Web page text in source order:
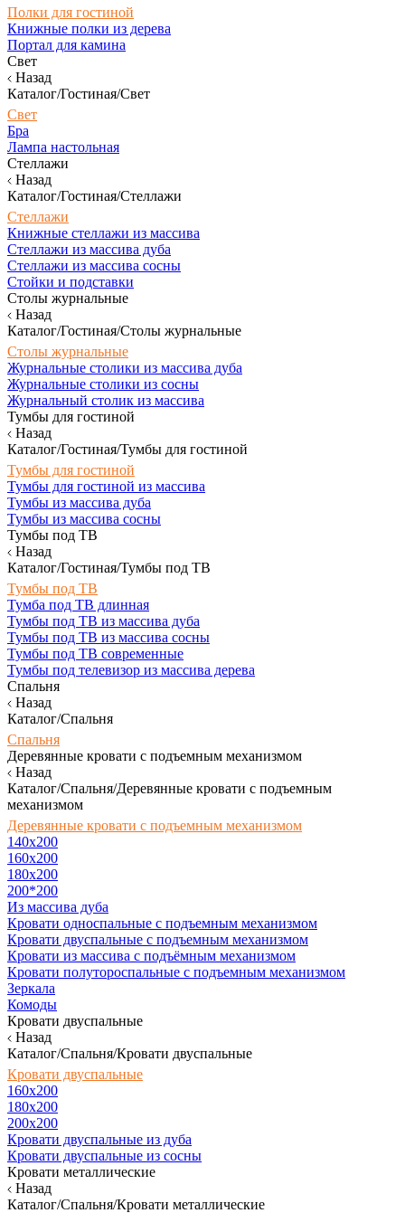
Полки для гостиной
Книжные полки из дерева
Портал для камина
Свет
Назад
Каталог/Гостиная/Свет
Свет
Бра
Лампа настольная
Стеллажи
Назад
Каталог/Гостиная/Стеллажи
Стеллажи
Книжные стеллажи из массива
Стеллажи из массива дуба
Стеллажи из массива сосны
Стойки и подставки
Столы журнальные
Назад
Каталог/Гостиная/Столы журнальные
Столы журнальные
Журнальные столики из массива дуба
Журнальные столики из сосны
Журнальный столик из массива
Тумбы для гостиной
Назад
Каталог/Гостиная/Тумбы для гостиной
Тумбы для гостиной
Тумбы для гостиной из массива
Тумбы из массива дуба
Тумбы из массива сосны
Тумбы под ТВ
Назад
Каталог/Гостиная/Тумбы под ТВ
Тумбы под ТВ
Тумба под ТВ длинная
Тумбы под ТВ из массива дуба
Тумбы под ТВ из массива сосны
Тумбы под ТВ современные
Тумбы под телевизор из массива дерева
Спальня
Назад
Каталог/Спальня
Спальня
Деревянные кровати с подъемным механизмом
Назад
Каталог/Спальня/Деревянные кровати с подъемным
механизмом
Деревянные кровати с подъемным механизмом
140x200
160х200
180х200
200*200
Из массива дуба
Кровати односпальные с подъемным механизмом
Кровати двуспальные с подъемным механизмом
Кровати из массива с подъёмным механизмом
Кровати полутороспальные с подъемным механизмом
Зеркала
Комоды
Кровати двуспальные
Назад
Каталог/Спальня/Кровати двуспальные
Кровати двуспальные
160х200
180x200
200x200
Кровати двуспальные из дуба
Кровати двуспальные из сосны
Кровати металлические
Назад
Каталог/Спальня/Кровати металлические